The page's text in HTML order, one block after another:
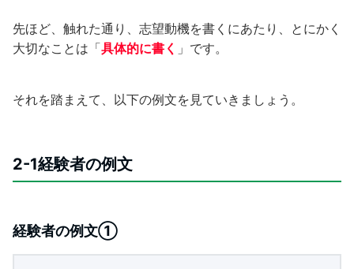
先ほど、触れた通り、志望動機を書くにあたり、とにかく
大切なことは「具体的に書く 」です。
それを踏まえて、以下の例文を見ていきましょう。
2-1経験者の例文
経験者の例文①